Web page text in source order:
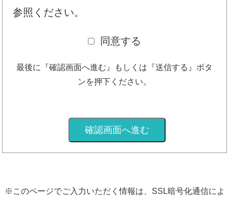
参照ください。
同意する
最後に『確認画面へ進む』もしくは『送信する』ボタ
ンを押下ください。
確認画面へ進む
※このページでご入力いただく情報は、SSL暗号化通信によ